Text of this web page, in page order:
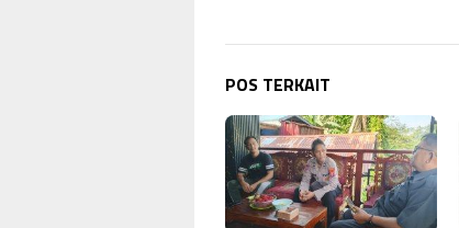
POS TERKAIT